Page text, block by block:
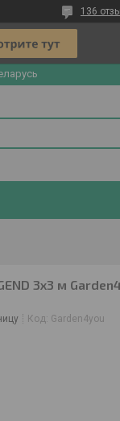
136
3x3 м
Код: Garden4you